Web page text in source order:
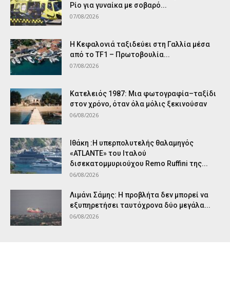
Ρίο για γυναίκα με σοβαρό...
07/08/2026
Η Κεφαλονιά ταξιδεύει στη Γαλλία μέσα
από το TF1 – Πρωτοβουλία...
07/08/2026
Κατελειός 1987: Μια φωτογραφία–ταξίδι
στον χρόνο, όταν όλα μόλις ξεκινούσαν
06/08/2026
Ιθάκη :Η υπερπολυτελής θαλαμηγός
«ATLANTE» του Ιταλού
δισεκατομμυριούχου Remo Ruffini της...
06/08/2026
Λιμάνι Σάμης: Η προβλήτα δεν μπορεί να
εξυπηρετήσει ταυτόχρονα δύο μεγάλα...
06/08/2026